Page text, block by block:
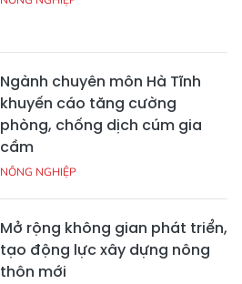
Ngành chuyên môn Hà Tĩnh
khuyến cáo tăng cường
phòng, chống dịch cúm gia
cầm
NÔNG NGHIỆP
Mở rộng không gian phát triển,
tạo động lực xây dựng nông
thôn mới